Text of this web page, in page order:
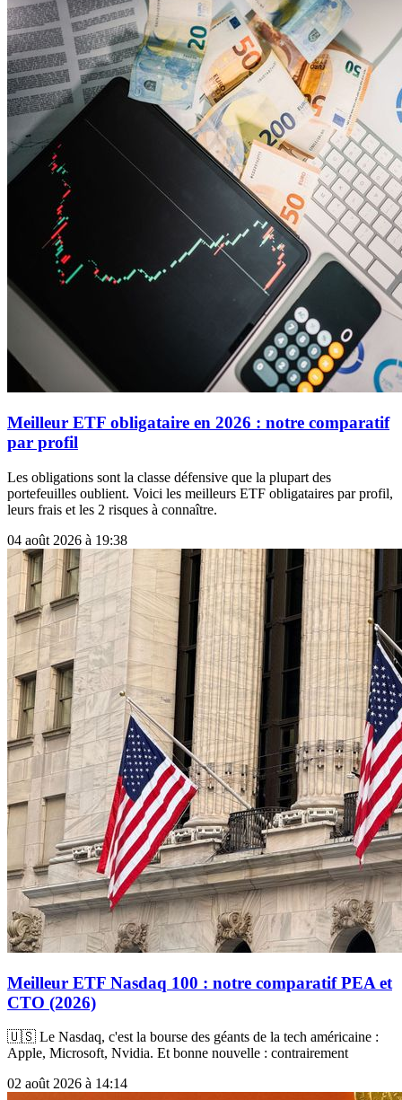
Meilleur ETF obligataire en 2026 : notre comparatif
par profil
Les obligations sont la classe défensive que la plupart des
portefeuilles oublient. Voici les meilleurs ETF obligataires par profil,
leurs frais et les 2 risques à connaître.
04 août 2026 à 19:38
Meilleur ETF Nasdaq 100 : notre comparatif PEA et
CTO (2026)
🇺🇸 Le Nasdaq, c'est la bourse des géants de la tech américaine :
Apple, Microsoft, Nvidia. Et bonne nouvelle : contrairement
02 août 2026 à 14:14